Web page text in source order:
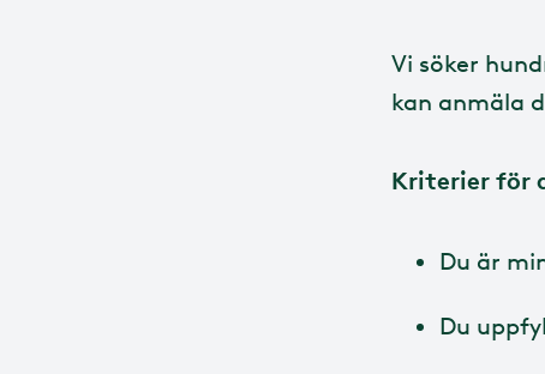
Vi söker
kan anmäla
Kriterier för
Du är
Du